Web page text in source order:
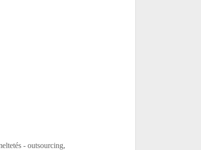
- outsourcing,